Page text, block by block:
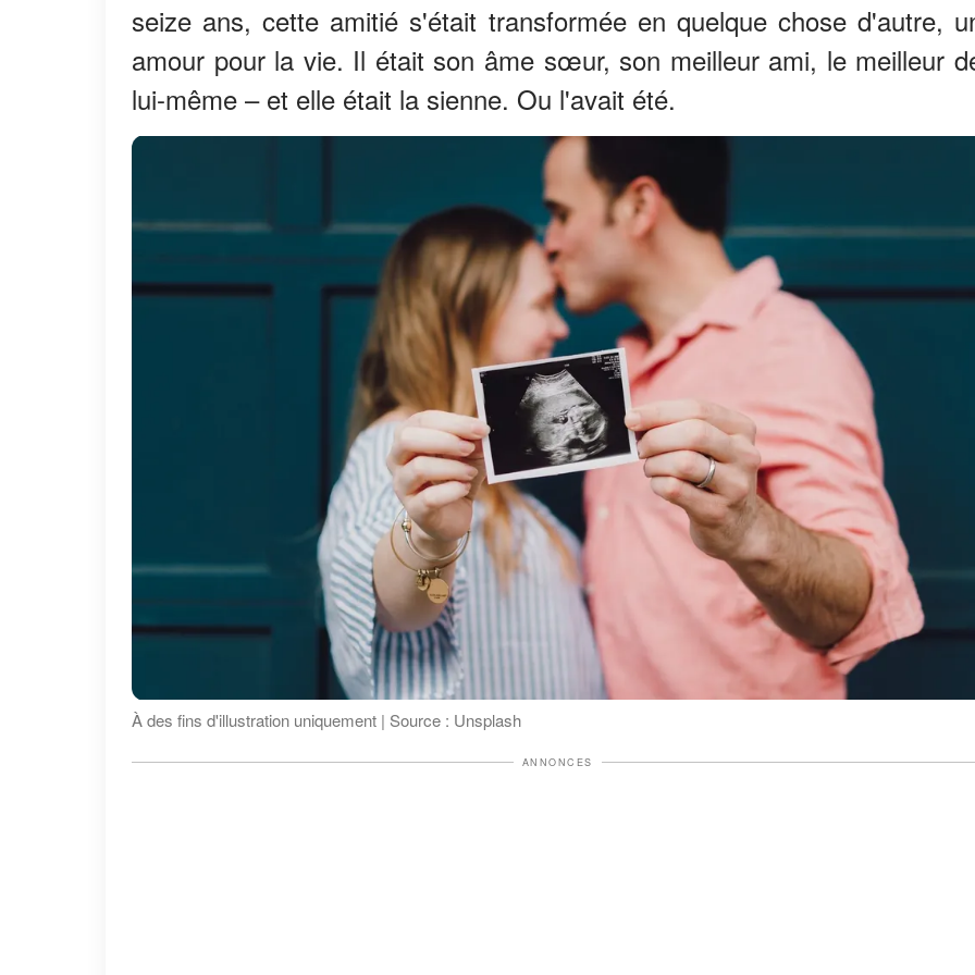
seize ans, cette amitié s'était transformée en quelque chose d'autre,
amour pour la vie. Il était son âme sœur, son meilleur ami, le meilleur
lui-même – et elle était la sienne. Ou l'avait été.
À des fins d'illustration uniquement | Source : Unsplash
ANNONCES